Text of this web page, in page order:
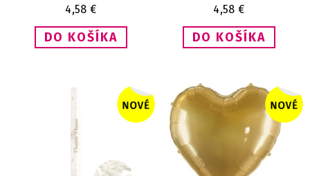
4,58 € 4,58 €